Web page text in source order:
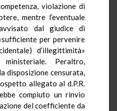
violazione di
mentre l’eventuale
dal giudice di
per pervenire
d’illegittimità»
Peraltro,
disposizione censurata,
allegato al d.P.R.
compiuto un rinvio
del coefficiente da